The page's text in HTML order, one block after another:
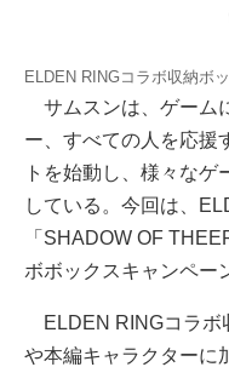
ELDEN RINGコラボ収納ボ
サムスンは、ゲーム
ー、すべての人を応援
トを始動し、様々な
している。今回は、
「SHADOW OF
ボボックスキャンペー
ELDEN RINGコラボ
や本編キャラクターに